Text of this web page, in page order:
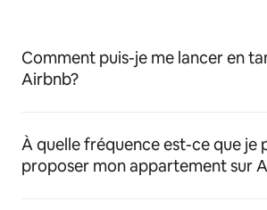
Comment puis-je me lancer en
Airbnb?
À quelle fréquence est-ce que je
proposer mon appartement sur